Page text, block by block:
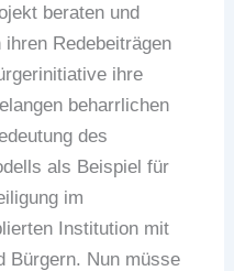
beraten und
Redebeiträgen
ihre
beharrlichen
des
als Beispiel für
im
Institution mit
Bürgern. Nun müsse